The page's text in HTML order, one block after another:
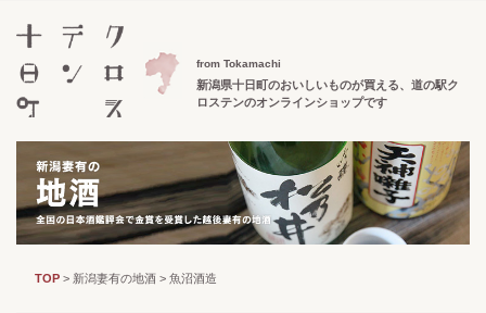
from Tokamachi
新潟県十日町のおいしいものが買える、 道の駅ク
ロステンのオンラインショップです
TOP> 新潟妻有の地酒> 魚沼酒造